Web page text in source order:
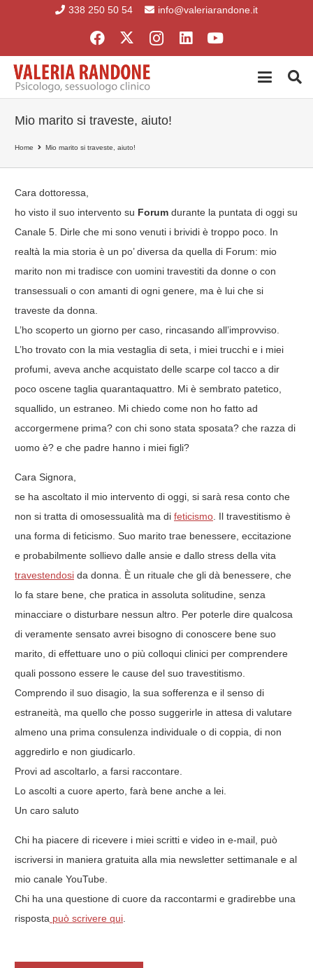
338 250 50 54 info@valeriarandone.it
Mio marito si traveste, aiuto!
Home Mio marito si traveste, aiuto!
Cara dottoressa,
ho visto il suo intervento su Forum durante la puntata di oggi su
Canale 5. Dirle che mi sono venuti i brividi è troppo poco. In
realtà la mia storia è un po’ diversa da quella di Forum: mio
marito non mi tradisce con uomini travestiti da donne o con
transessuali o con amanti di ogni genere, ma è lui che si
traveste da donna.
L’ho scoperto un giorno per caso, rincasando all’improvviso.
L’ho trovato con la mia vestaglia di seta, i miei trucchi e i miei
profumi, aveva anche acquistato delle scarpe col tacco a dir
poco oscene taglia quarantaquattro. Mi è sembrato patetico,
squallido, un estraneo. Mi chiedo come non ho fatto ad
accorgermene prima? con chi sono stata sposata? che razza di
uomo è? e che padre hanno i miei figli?
Cara Signora,
se ha ascoltato il mio intervento di oggi, si sarà resa conto che
non si tratta di omosessualità ma di feticismo . Il travestitismo è
una forma di feticismo. Suo marito trae benessere, eccitazione
e probabilmente sollievo dalle ansie e dallo stress della vita
travestendosi da donna. È un rituale che gli dà benessere, che
lo fa stare bene, che pratica in assoluta solitudine, senza
minacciare o disturbare nessun altro. Per poterle dire qualcosa
di veramente sensato avrei bisogno di conoscere bene suo
marito, di effettuare uno o più colloqui clinici per comprendere
quali possono essere le cause del suo travestitismo.
Comprendo il suo disagio, la sua sofferenza e il senso di
estraneità, ma quello che posso suggerirle in attesa di valutare
almeno una prima consulenza individuale o di coppia, di non
aggredirlo e non giudicarlo.
Provi ad ascoltarlo, a farsi raccontare.
Lo ascolti a cuore aperto, farà bene anche a lei.
Un caro saluto
Chi ha piacere di ricevere i miei scritti e video in e-mail, può
iscriversi in maniera gratuita alla mia newsletter settimanale e al
mio canale YouTube.
Chi ha una questione di cuore da raccontarmi e gradirebbe una
risposta può scrivere qui